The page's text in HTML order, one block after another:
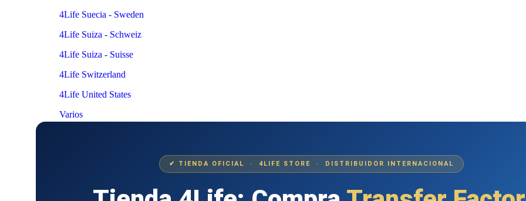
4Life Suecia - Sweden
4Life Suiza - Schweiz
4Life Suiza - Suisse
4Life Switzerland
4Life United States
Varios
✔ TIENDA OFICIAL · 4LIFE STORE · DISTRIBUIDOR INTERNACIONAL